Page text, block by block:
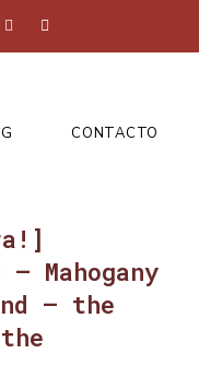
CONTACTO
Mahogany
– the